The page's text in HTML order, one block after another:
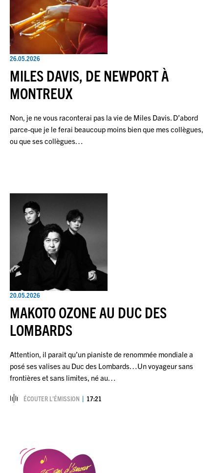
26.05.2026
MILES DAVIS, DE NEWPORT À
MONTREUX
Non, je ne vous raconterai pas la vie de Miles Davis. D’abord
parce-que je le ferai beaucoup moins bien que mes collègues,
ou que ses collègues…
20.05.2026
MAKOTO OZONE AU DUC DES
LOMBARDS
Attention, il parait qu’un pianiste de renommée mondiale a
posé ses valises au Duc des Lombards…Un voyageur sans
frontières et sans limites, né au…
ÉCOUTER L’ÉMISSION 17:21